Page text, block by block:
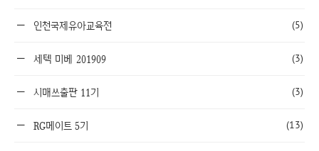
인천국제유아교육전 (5)
세텍 미베 201909 (3)
시매쓰출판 11기 (3)
RG메이트 5기 (13)